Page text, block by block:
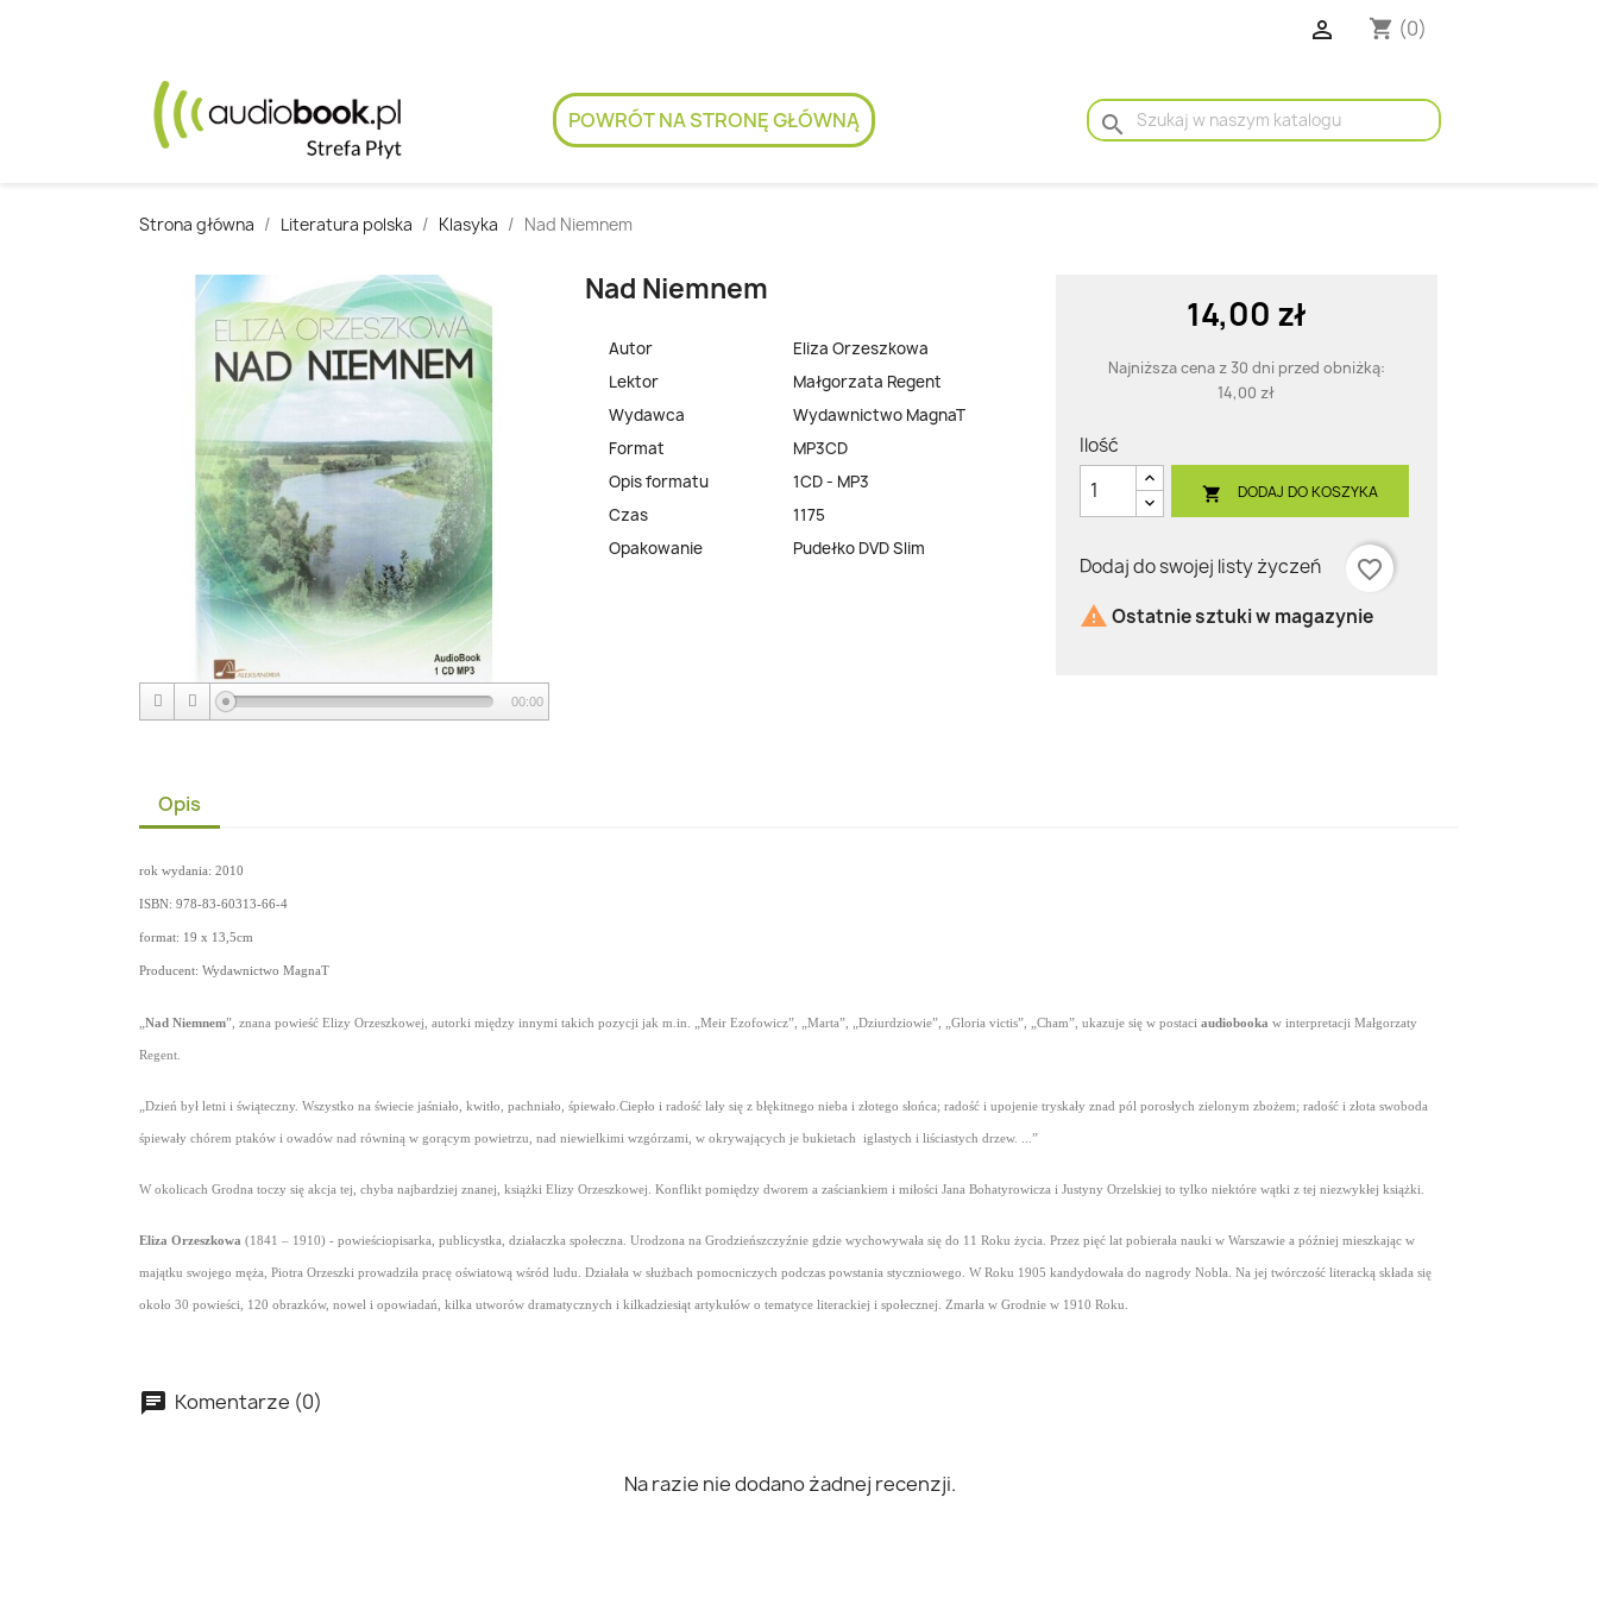
 shopping_cart (0)
POWRÓT NA STRONĘ GŁÓWNĄ search
Strona główna Literatura polska Klasyka Nad Niemnem
00:00
Nad Niemnem
Autor
Eliza Orzeszkowa
Lektor
Małgorzata Regent
Wydawca
Wydawnictwo MagnaT
Format
MP3CD
Opis formatu
1CD - MP3
Czas
1175
Opakowanie
Pudełko DVD Slim
14,00 zł
Najniższa cena z 30 dni przed obniżką:
14,00 zł
Ilość
 DODAJ DO KOSZYKA
Dodaj do swojej listy życzeń
favorite_border
 Ostatnie sztuki w magazynie
Opis
rok wydania: 2010
ISBN: 978-83-60313-66-4
format: 19 x 13,5cm
Producent: Wydawnictwo MagnaT
Nad Niemnem”, znana powieść Elizy Orzeszkowej, autorki między innymi takich pozycji jak m.in. „Meir Ezofowicz”, „Marta”, „Dziurdziowie”, „Gloria victis”, „Cham”, ukazuje się w postaci audiobooka w interpretacji Małgorzaty
Regent.
„Dzień był letni i świąteczny. Wszystko na świecie jaśniało, kwitło, pachniało, śpiewało.Ciepło i radość lały się z błękitnego nieba i złotego słońca; radość i upojenie tryskały znad pól porosłych zielonym zbożem; radość i złota swoboda
śpiewały chórem ptaków i owadów nad równiną w gorącym powietrzu, nad niewielkimi wzgórzami, w okrywających je bukietach iglastych i liściastych drzew. ...”
W okolicach Grodna toczy się akcja tej, chyba najbardziej znanej, książki Elizy Orzeszkowej. Konflikt pomiędzy dworem a zaściankiem i miłości Jana Bohatyrowicza i Justyny Orzelskiej to tylko niektóre wątki z tej niezwykłej książki.
Eliza Orzeszkowa (1841 – 1910) - powieściopisarka, publicystka, działaczka społeczna. Urodzona na Grodzieńszczyźnie gdzie wychowywała się do 11 Roku życia. Przez pięć lat pobierała nauki w Warszawie a później mieszkając w
majątku swojego męża, Piotra Orzeszki prowadziła pracę oświatową wśród ludu. Działała w służbach pomocniczych podczas powstania styczniowego. W Roku 1905 kandydowała do nagrody Nobla. Na jej twórczość literacką składa się
około 30 powieści, 120 obrazków, nowel i opowiadań, kilka utworów dramatycznych i kilkadziesiąt artykułów o tematyce literackiej i społecznej. Zmarła w Grodnie w 1910 Roku.
Komentarze (0)
Na razie nie dodano żadnej recenzji.